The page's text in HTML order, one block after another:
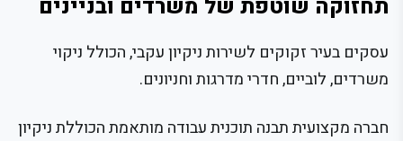
תחזוקה שוטפת של משרדים ובניינים
עסקים בעיר זקוקים לשירות ניקיון עקבי, הכולל ניקוי
משרדים, לוביים, חדרי מדרגות וחניונים.
חברה מקצועית תבנה תוכנית עבודה מותאמת הכוללת ניקיון